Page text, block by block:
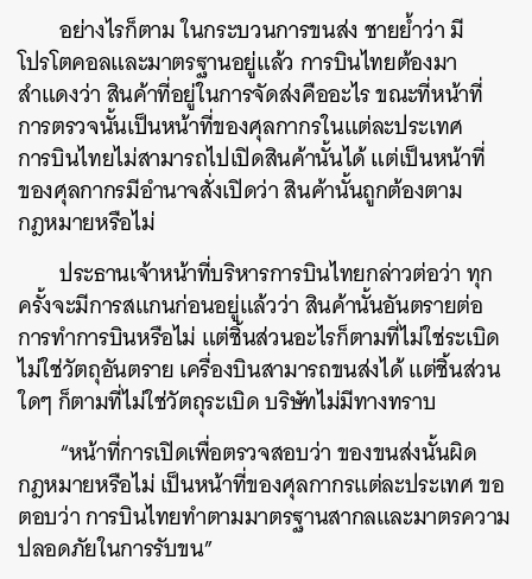
อย่างไรก็ตาม ในกระบวนการขนส่ง ชายย้ำว่า มี
โปรโตคอลและมาตรฐานอยู่แล้ว การบินไทยต้องมา
สำแดงว่า สินค้าที่อยู่ในการจัดส่งคืออะไร ขณะที่หน้าที่
การตรวจนั้นเป็นหน้าที่ของศุลกากรในแต่ละประเทศ
การบินไทยไม่สามารถไปเปิดสินค้านั้นได้ แต่เป็นหน้าที่
ของศุลกากรมีอำนาจสั่งเปิดว่า สินค้านั้นถูกต้องตาม
กฎหมายหรือไม่
ประธานเจ้าหน้าที่บริหารการบินไทยกล่าวต่อว่า ทุก
ครั้งจะมีการสแกนก่อนอยู่แล้วว่า สินค้านั้นอันตรายต่อ
การทำการบินหรือไม่ แต่ชิ้นส่วนอะไรก็ตามที่ไม่ใช่ระเบิด
ไม่ใช่วัตถุอันตราย เครื่องบินสามารถขนส่งได้ แต่ชิ้นส่วน
ใดๆ ก็ตามที่ไม่ใช่วัตถุระเบิด บริษัทไม่มีทางทราบ
“หน้าที่การเปิดเพื่อตรวจสอบว่า ของขนส่งนั้นผิด
กฎหมายหรือไม่ เป็นหน้าที่ของศุลกากรแต่ละประเทศ ขอ
ตอบว่า การบินไทยทำตามมาตรฐานสากลและมาตรความ
ปลอดภัยในการรับขน”